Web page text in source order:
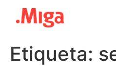
Etiqueta: